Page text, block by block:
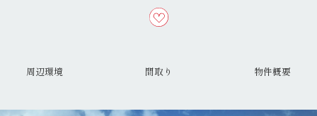
周辺環境 間取り 物件概要